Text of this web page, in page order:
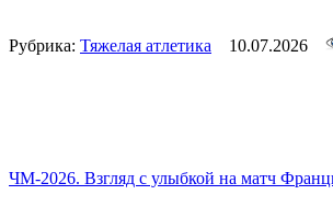
Рубрика: Тяжелая атлетика 10.07.2026
ЧМ-2026. Взгляд с улыбкой на матч